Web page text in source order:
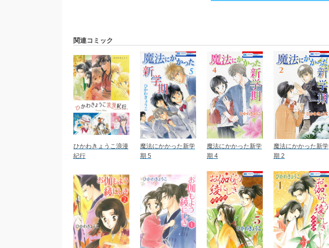
関連コミック
ひかわきょうこ浪漫
紀行
魔法にかかった新学
期 5
魔法にかかった新学
期 4
魔法にかかった新学
期 2